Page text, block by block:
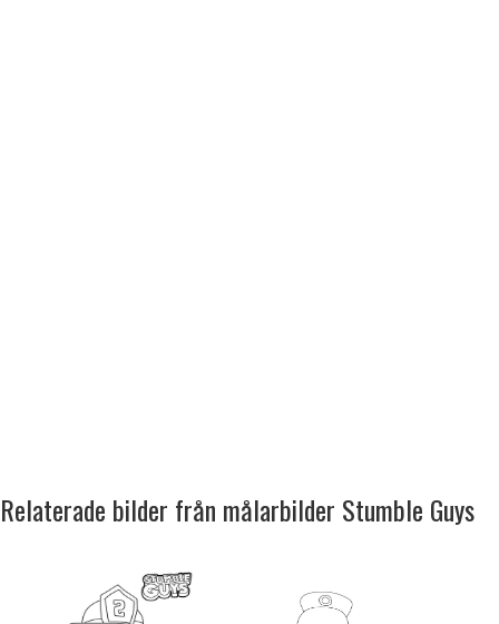
Relaterade bilder från målarbilder Stumble Guys